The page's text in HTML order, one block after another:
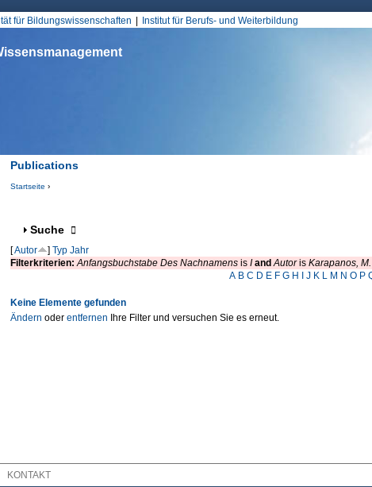
für Bildungswissenschaften Institut für Berufs- und Weiterbildung
Publications
Startseite ›
Anzeigen
Suche
[Autor ] Typ Jahr
Filterkriterien:Anfangsbuchstabe Des Nachnamensis I and Autoris Karapanos, M.
A B C D E F G H J K L M N O P
Keine Elemente gefunden
Ändern oder entfernen Ihre Filter und versuchen Sie es erneut.
KONTAKT